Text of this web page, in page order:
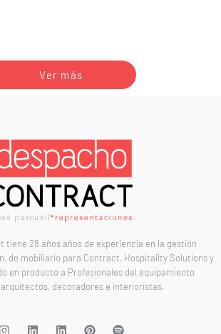
Ver más
tiene 28 años años de experiencia en la gestión
de mobiliario para Contract, Hospitality Solutions y
en producto a Profesionales del equipamiento
decoradores e interioristas.